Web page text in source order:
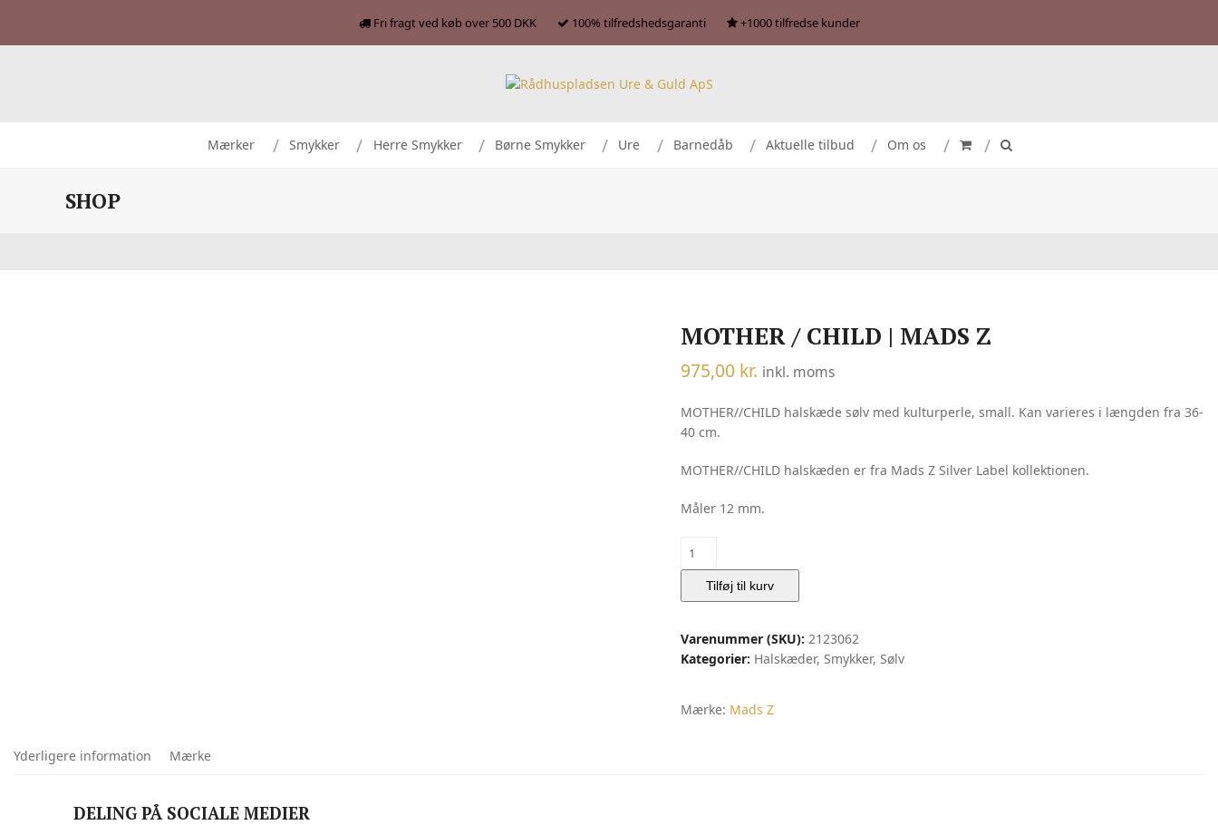
Fri fragt ved køb over 500 DKK 100% tilfredshedsgaranti +1000 tilfredse kunder
Mærker Smykker Herre Smykker Børne Smykker Ure Barnedåb Aktuelle tilbud Om os
SHOP
MOTHER / CHILD | MADS Z
975,00 kr. inkl. moms
MOTHER//CHILD halskæde sølv med kulturperle, small. Kan varieres i længden fra 36-
40 cm.
MOTHER//CHILD halskæden er fra Mads Z Silver Label kollektionen.
Måler 12 mm.
MOTHER
/
CHILD
|
Z
antal
Tilføj til kurv
Varenummer (SKU): 2123062
Kategorier: Halskæder, Smykker, Sølv
Mærke: Mads Z
Yderligere information Mærke
DELING PÅ SOCIALE MEDIER